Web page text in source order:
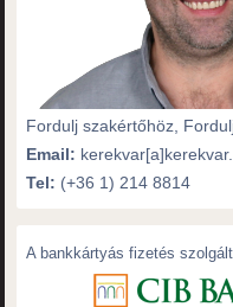
Fordulj szakértőhöz,
Email:
Tel: (+36 1) 214 8814
A bankkártyás fizetés